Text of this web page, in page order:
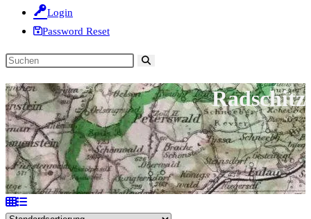
Login
Password Reset
Diese
durchsuchen
Radschitz